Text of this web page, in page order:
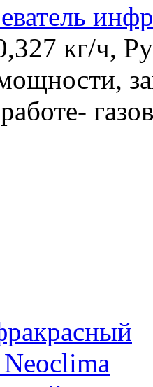
кг/ч,